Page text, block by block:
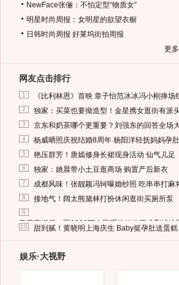
NewFace张俪：不怕定型“物质女”
明星时尚周报：女明星的欲望衣橱
日韩时尚周报 好莱坞街拍周报
更
网友点击排行
1 《比利林恩》首映 章子怡范冰冰冯小刚捧场
2 独家：买菜也要拗造型！金星携女逛街有派
3 京东和奶茶哪个更重要？刘强东的回答全场
4 杨威晒照庆祝结婚8周年 杨阳洋轻抚妈妈孕肚
5 艳压群芳！唐嫣修身长裙现身活动 仙气儿足
6 独家：姚晨带小土豆逛商场 购置产后新衣
7 成都风味！张靓颖冯轲曝婚纱照 吃串串打麻
8 接地气！阔太熊黛林打扮休闲逛街买厕所泵
9
马蓉离婚后，砸1000万人民币给媒体要求删掉这
10 甜到腻！黄晓明上海庆生 Baby挺孕肚送蛋糕
娱乐·大视野